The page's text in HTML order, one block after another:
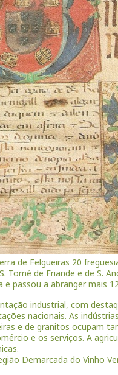
de Felgueiras 20
Tomé de Friande e de S.
passou a abranger mais
industrial, com
nacionais. As
e de granitos ocupam
e os serviços. A
Demarcada do Vinho